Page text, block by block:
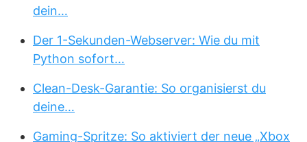
dein…
Der 1-Sekunden-Webserver: Wie du mit
Python sofort…
Clean-Desk-Garantie: So organisierst du
deine…
Gaming-Spritze: So aktiviert der neue „Xbox